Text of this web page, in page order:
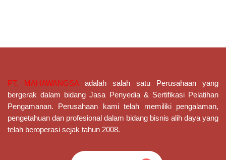
PT. MAHAWANGSA
adalah salah satu Perusahaan yang
bergerak dalam bidang Jasa Penyedia & Sertifikasi Pelatihan
Pengamanan. Perusahaan kami telah memiliki pengalaman,
pengetahuan dan profesional dalam bidang bisnis alih daya yang
telah beroperasi sejak tahun 2008.